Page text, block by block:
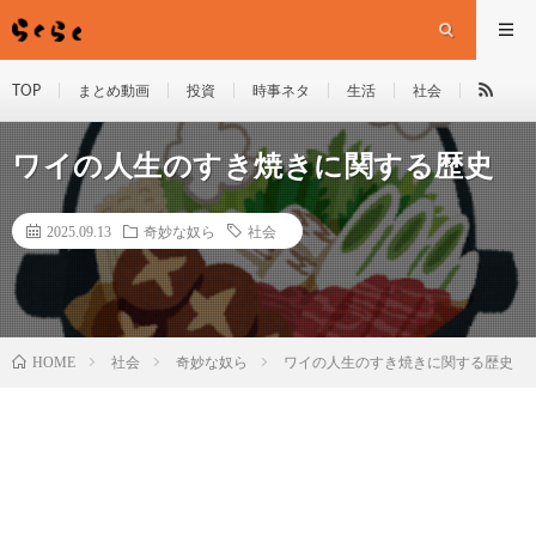
TOP まとめ動画 投資 時事ネタ 生活 社会
ワイの人生のすき焼きに関する歴史
2025.09.13 奇妙な奴ら 社会
HOME 社会 奇妙な奴ら ワイの人生のすき焼きに関する歴史